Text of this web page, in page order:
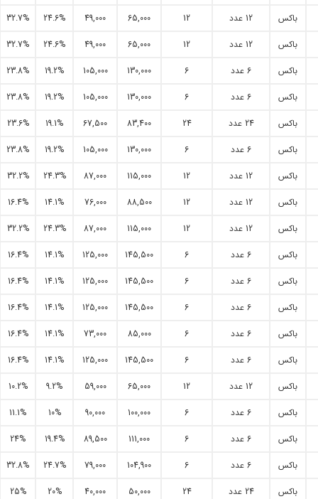
باکس
12 عدد 12
65,000
49,000
24.6%
32.7%
باکس
12 عدد 12
65,000
49,000
24.6%
32.7%
باکس
6 عدد 6
130,000
105,000
19.2%
23.8%
باکس
6 عدد 6
130,000
105,000
19.2%
23.8%
باکس
24 عدد 24
83,400
67,500
19.1%
23.6%
باکس
6 عدد 6
130,000
105,000
19.2%
23.8%
باکس
12 عدد 12
115,000
87,000
24.3%
32.2%
باکس
12 عدد 12
88,500
76,000
14.1%
16.4%
باکس
12 عدد 12
115,000
87,000
24.3%
32.2%
باکس
6 عدد 6
145,500
125,000
14.1%
16.4%
باکس
6 عدد 6
145,500
125,000
14.1%
16.4%
باکس
6 عدد 6
145,500
125,000
14.1%
16.4%
باکس
6 عدد 6
85,000
73,000
14.1%
16.4%
باکس
6 عدد 6
145,500
125,000
14.1%
16.4%
باکس
12 عدد 12
65,000
59,000
9.2%
10.2%
باکس
6 عدد 6
100,000
90,000
10%
11.1%
باکس
6 عدد 6
111,000
89,500
19.4%
24%
باکس
6 عدد 6
104,900
79,000
24.7%
32.8%
باکس
24 عدد 24
50,000
40,000
20%
25%